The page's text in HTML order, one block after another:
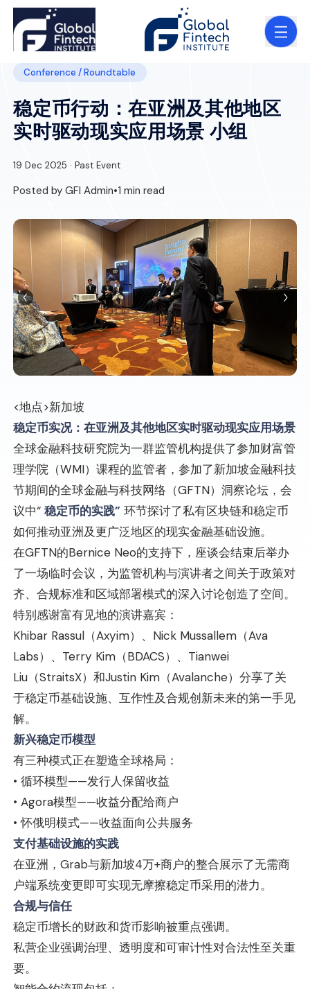
Conference / Roundtable
稳定币行动：在亚洲及其他地区
实时驱动现实应用场景 小组
19 Dec 2025 · Past Event
Posted by GFI Admin•1 min read
<地点>新加坡
稳定币实况：在亚洲及其他地区实时驱动现实应用场景
全球金融科技研究院为一群监管机构提供了参加财富管
理学院（WMI）课程的监管者，参加了新加坡金融科技
节期间的全球金融与科技网络（GFTN）洞察论坛，会
议中“稳定币的实践” 环节探讨了私有区块链和稳定币
如何推动亚洲及更广泛地区的现实金融基础设施。
在GFTN的Bernice Neo的支持下，座谈会结束后举办
了一场临时会议，为监管机构与演讲者之间关于政策对
齐、合规标准和区域部署模式的深入讨论创造了空间。
特别感谢富有见地的演讲嘉宾：
Khibar Rassul（Axyim）、Nick Mussallem（Ava
Labs）、Terry Kim（BDACS）、Tianwei
Liu（StraitsX）和Justin Kim（Avalanche）分享了关
于稳定币基础设施、互作性及合规创新未来的第一手见
解。
新兴稳定币模型
有三种模式正在塑造全球格局：
• 循环模型——发行人保留收益
• Agora模型——收益分配给商户
• 怀俄明模式——收益面向公共服务
支付基础设施的实践
在亚洲，Grab与新加坡4万+商户的整合展示了无需商
户端系统变更即可实现无摩擦稳定币采用的潜力。
合规与信任
稳定币增长的财政和货币影响被重点强调。
私营企业强调治理、透明度和可审计性对合法性至关重
要。